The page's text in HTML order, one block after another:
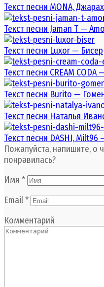
Текст песни MONA,
Текст песни Jaman T —
Текст песни Luxor — Бисер
Текст песни CREAM CODA
Текст песни Burito —
Текст песни Наталья
Текст песни DASHI,
Пожалуйста, напишите, о
понравилась?
Имя *
Email*
Комментарий